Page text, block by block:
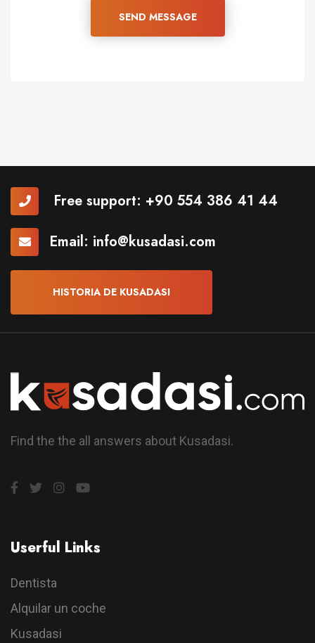
SEND MESSAGE
Free support: +90 554 386 41 44
Email: info@kusadasi.com
HISTORIA DE KUSADASI
Find the the all answers about Kusadasi.
Userful Links
Dentista
Alquilar un coche
Kusadasi